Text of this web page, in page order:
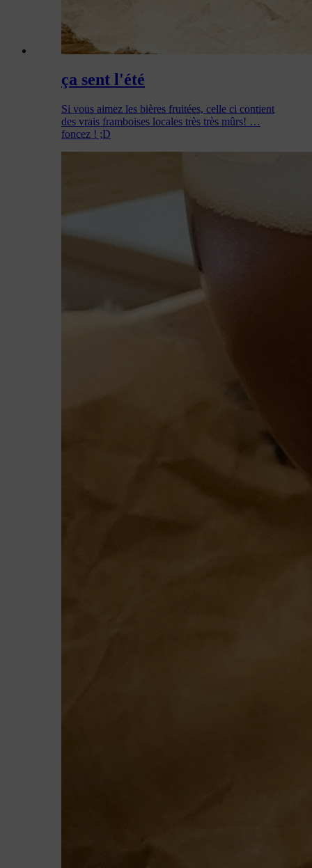
ça sent l'été
Si vous aimez les bières fruitées, celle ci contient
des vrais framboises locales très très mûrs! …
foncez ! ;D